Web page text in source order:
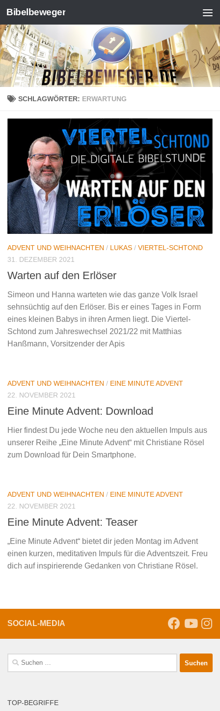
Zum Inhalt springen
Bibelbeweger
SCHLAGWÖRTER: ERWARTUNG
ADVENT UND WEIHNACHTEN / LUKAS / VIERTEL-SCHTOND
31. DEZEMBER 2021
Warten auf den Erlöser
Simeon und Hanna warteten wie das ganze Volk Israel
sehnsüchtig auf den Erlöser. Bis er eines Tages in Form
eines kleinen Babys in ihren Armen liegt. Die Viertel-
Schtond zum Jahreswechsel 2021/22 mit Matthias
Hanßmann, Vorsitzender der Apis
ADVENT UND WEIHNACHTEN / EINE MINUTE ADVENT
22. NOVEMBER 2021
Eine Minute Advent: Download
Hier findest Du jede Woche neu den aktuellen Impuls aus
unserer Reihe „Eine Minute Advent“ mit Christiane Rösel
zum Download für Dein Smartphone.
ADVENT UND WEIHNACHTEN / EINE MINUTE ADVENT
22. NOVEMBER 2021
Eine Minute Advent: Teaser
„Eine Minute Advent“ bietet dir jeden Montag im Advent
einen kurzen, meditativen Impuls für die Adventszeit. Freu
dich auf inspirierende Gedanken von Christiane Rösel.
SOCIAL-MEDIA
Suche
nach:
TOP-BEGRIFFE